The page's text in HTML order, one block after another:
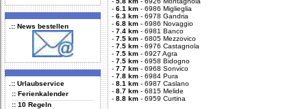
.:: News bestellen
.:: Urlaubservice
:: Ferienkalender
:: 10 Regeln
- 6.1 km - 6986 Miglieglia
- 6.3 km - 6978 Gandria
- 6.8 km - 6986 Novaggio
- 7.4 km - 6981 Banco
- 7.5 km - 6805 Mezzovico
- 7.5 km - 6976 Castagnola
- 7.5 km - 6927 Agra
- 7.5 km - 6958 Bidogno
- 7.7 km - 6968 Sonvico
- 7.8 km - 6984 Pura
- 8.1 km - 6987 Caslano
- 8.7 km - 6815 Melide
- 8.8 km - 6959 Curtina